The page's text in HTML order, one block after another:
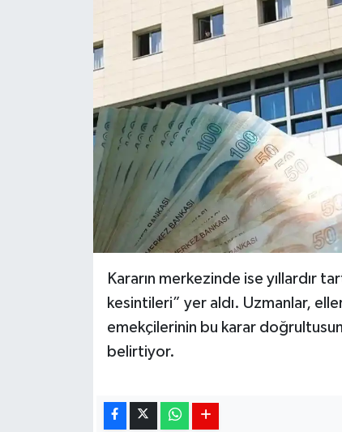
Kararın merkezinde ise yıllardır
kesintileri” yer aldı. Uzmanlar,
emekçilerinin bu karar
belirtiyor.